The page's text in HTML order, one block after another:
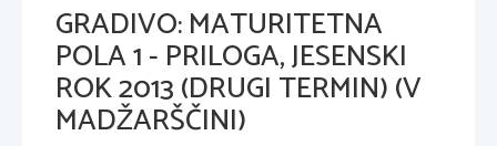
GRADIVO:MATURITETNA
POLA 1 - PRILOGA, JESENSKI
ROK 2013 (DRUGI TERMIN) (V
MADŽARŠČINI)